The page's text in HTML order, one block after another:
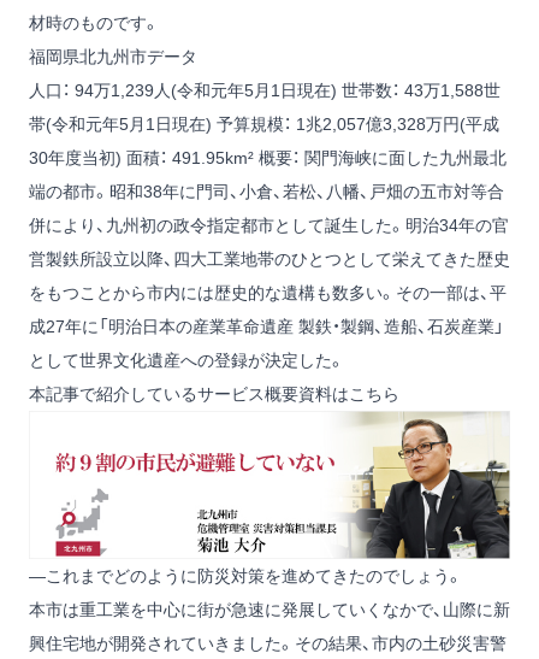
材時のものです。
福岡県北九州市データ
人口： 94万1,239人(令和元年5月1日現在) 世帯数： 43万1,588世
帯(令和元年5月1日現在) 予算規模： 1兆2,057億3,328万円(平成
30年度当初) 面積： 491.95km² 概要： 関門海峡に面した九州最北
端の都市。昭和38年に門司、小倉、若松、八幡、戸畑の五市対等合
併により、九州初の政令指定都市として誕生した。明治34年の官
営製鉄所設立以降、四大工業地帯のひとつとして栄えてきた歴史
をもつことから市内には歴史的な遺構も数多い。その一部は、平
成27年に「明治日本の産業革命遺産 製鉄・製鋼、造船、石炭産業」
として世界文化遺産への登録が決定した。
本記事で紹介しているサービス概要資料はこちら
―これまでどのように防災対策を進めてきたのでしょう。
本市は重工業を中心に街が急速に発展していくなかで、山際に新
興住宅地が開発されていきました。その結果、市内の土砂災害警